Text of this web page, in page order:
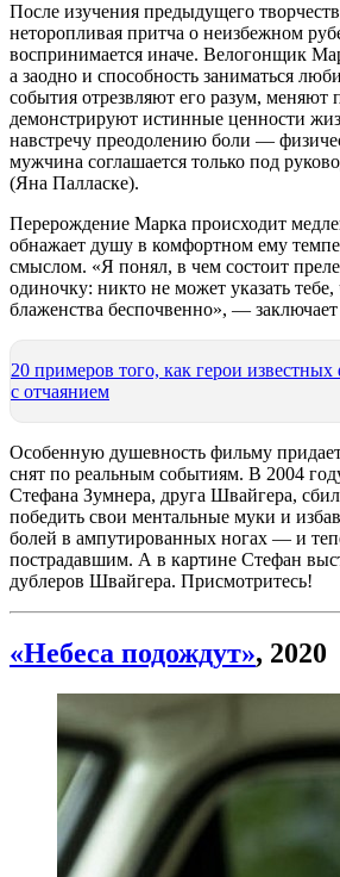
После изучения предыдущего
неторопливая притча о неизбежном
воспринимается иначе. Велогонщик
а заодно и способность заниматься
события отрезвляют его разум, меняют
демонстрируют истинные ценности
навстречу преодолению боли —
мужчина соглашается только под
(Яна Палласке).
Перерождение Марка происходит
обнажает душу в комфортном ему
смыслом. «Я понял, в чем состоит
одиночку: никто не может указать
блаженства беспочвенно», —
20 примеров того, как герои
с отчаянием
Особенную душевность фильму
снят по реальным событиям. В 2004
Стефана Зумнера, друга Швайгера,
победить свои ментальные муки и
болей в ампутированных ногах — и
пострадавшим. А в картине Стефан
дублеров Швайгера. Присмотритесь!
«Небеса подождут», 2020